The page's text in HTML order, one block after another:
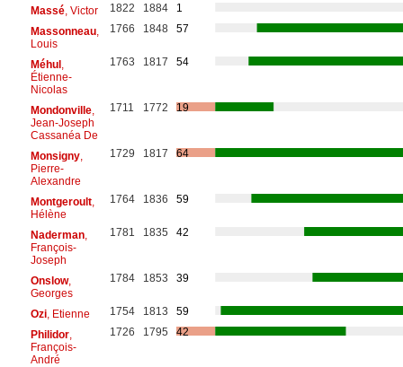
Massé, Victor 1822 1884
1
Massonneau,
Louis
1766 1848 57
Méhul,
Étienne-
Nicolas
1763 1817 54
Mondonville,
Jean-Joseph
Cassanéa De
1711 1772 19
Monsigny,
Pierre-
Alexandre
1729 1817 64
Montgeroult,
Hélène
1764 1836 59
Naderman,
François-
Joseph
1781 1835 42
Onslow,
Georges
1784 1853 39
Ozi, Etienne 1754 1813
59
Philidor,
François-
André
1726 1795 42